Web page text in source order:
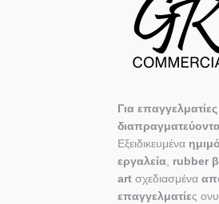
Για
Εξειδικευμένα
εργαλεία rubber
art σχεδιασμένα
επαγγελματίες